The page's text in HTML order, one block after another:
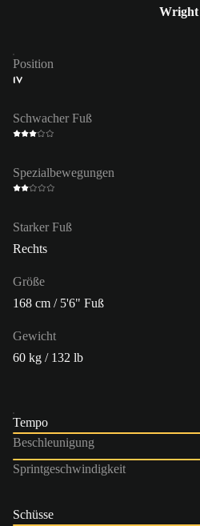
Wright
Position
IV
Schwacher Fuß
Spezialbewegungen
Starker Fuß
Rechts
Größe
168 cm / 5'6" Fuß
Gewicht
60 kg / 132 lb
Tempo
Beschleunigung
Sprintgeschwindigkeit
Schüsse